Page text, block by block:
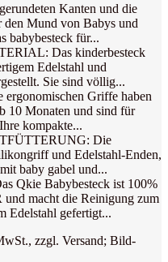
Kanten und die
den Mund von Babys und
babybesteck für...
Das kinderbesteck
Edelstahl und
Sie sind völlig...
Griffe haben
10 Monaten und sind für
kompakte...
Die
und Edelstahl-Enden,
baby gabel und...
Qkie Babybesteck ist 100%
macht die Reinigung zum
Edelstahl gefertigt...
zzgl. Versand; Bild-